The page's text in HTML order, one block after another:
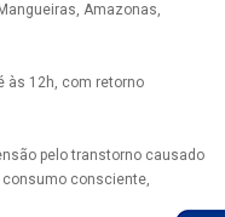
Amazonas,
às 12h, com retorno
pelo transtorno causado
consumo consciente,